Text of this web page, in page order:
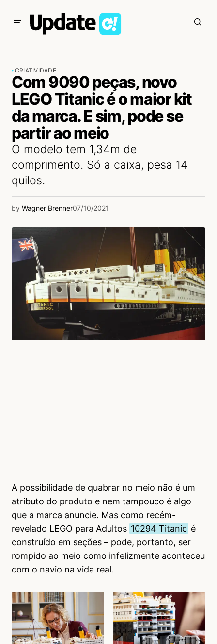
CRIATIVIDADE
Com 9090 peças, novo
LEGO Titanic é o maior kit
da marca. E sim, pode se
partir ao meio
O modelo tem 1,34m de
comprimento. Só a caixa, pesa 14
quilos.
by Wagner Brenner07/10/2021
A possibilidade de quabrar no meio não é um
atributo do produto e nem tampouco é algo
que a marca anuncie. Mas como recém-
revelado LEGO para Adultos 10294 Titanic é
construído em seções – pode, portanto, ser
rompido ao meio como infelizmente aconteceu
com o navio na vida real.